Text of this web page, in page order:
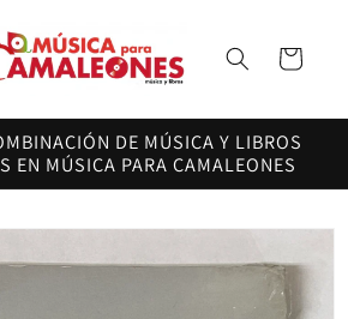
Carrito
DE MÚSICA Y LIBROS
EN MÚSICA PARA CAMALEONES